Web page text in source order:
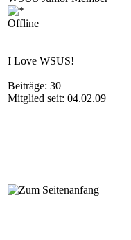
Offline
I Love WSUS!
Beiträge: 30
Mitglied seit: 04.02.09